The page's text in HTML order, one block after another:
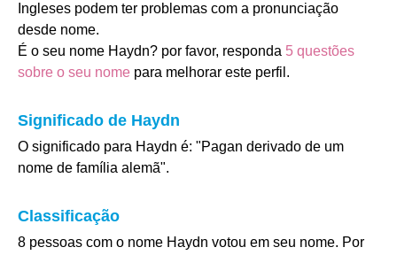
Ingleses podem ter problemas com a pronunciação
desde nome.
É o seu nome Haydn? por favor, responda 5 questões
sobre o seu nome para melhorar este perfil.
Significado de Haydn
O significado para Haydn é: "Pagan derivado de um
nome de família alemã".
Classificação
8 pessoas com o nome Haydn votou em seu nome. Por